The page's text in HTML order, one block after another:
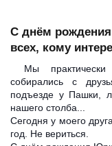
С днём
всех, кому
Мы
собирались с
подъезде у Пашки,
нашего столба...
Сегодня у моего
год. Не вериться.